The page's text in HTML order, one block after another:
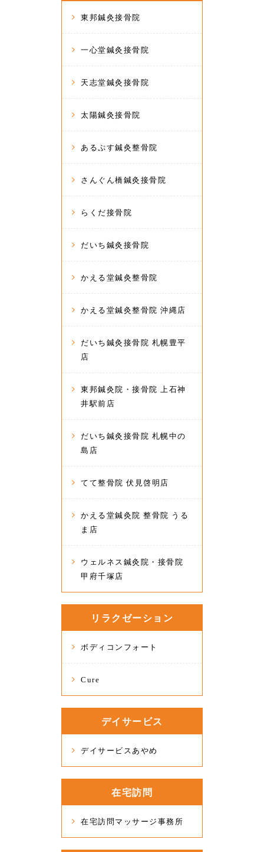
東邦鍼灸接骨院
一心堂鍼灸接骨院
天志堂鍼灸接骨院
太陽鍼灸接骨院
あるぷす鍼灸整骨院
さんぐん橋鍼灸接骨院
らくだ接骨院
だいち鍼灸接骨院
かえる堂鍼灸整骨院
かえる堂鍼灸整骨院 沖縄店
だいち鍼灸接骨院 札幌豊平
店
東邦鍼灸院・接骨院 上石神
井駅前店
だいち鍼灸接骨院 札幌中の
島店
てて整骨院 伏見啓明店
かえる堂鍼灸院 整骨院 うる
ま店
ウェルネス鍼灸院・接骨院
甲府千塚店
リラクゼーション
ボディコンフォート
Cure
デイサービス
デイサービスあやめ
在宅訪問
在宅訪問マッサージ事務所